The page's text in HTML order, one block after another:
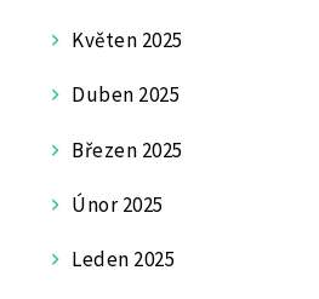
Květen 2025
Duben 2025
Březen 2025
Únor 2025
Leden 2025